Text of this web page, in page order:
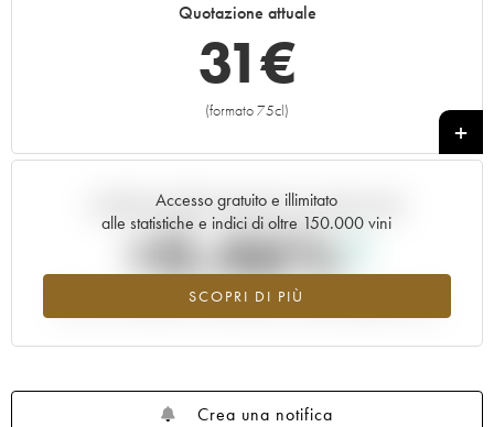
Quotazione attuale
31€
(formato 75cl)
+
Accesso gratuito e illimitato
alle statistiche e indici di oltre 150.000 vini
SCOPRI DI PIÙ
Andamento della quotazione in tempo reale
+0.46%
Valore in aumento per l'annata 2009 nel 2026 rispetto al 2025
Crea una notifica